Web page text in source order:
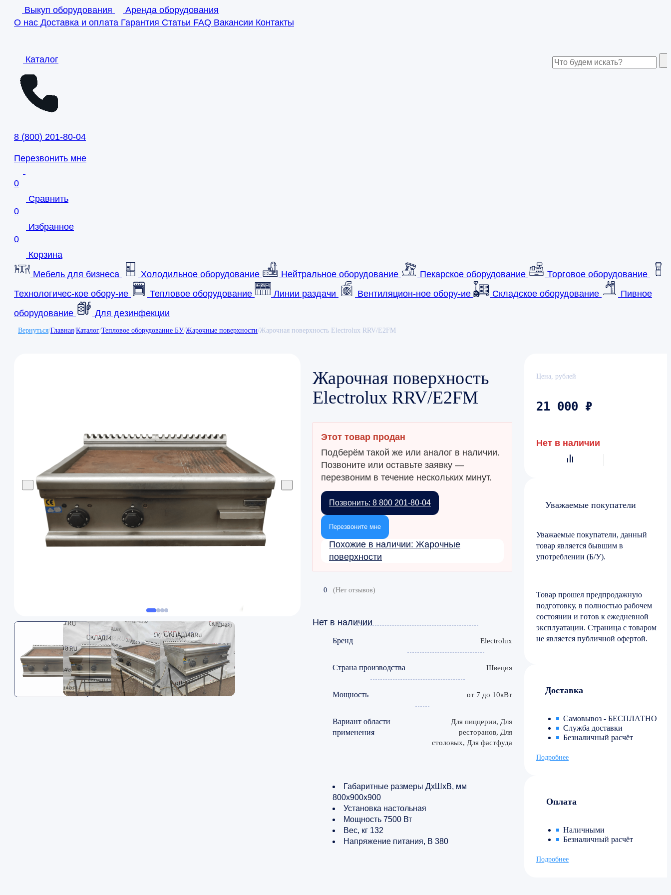
Выкуп оборудования
Аренда оборудования
О нас Доставка и оплата Гарантия Статьи FAQ Вакансии Контакты
Каталог
8 (800) 201-80-04
Перезвонить мне
0
Сравнить
0
Избранное
0
Корзина
Мебель для бизнеса
Холодильное оборудование Нейтральное оборудование Пекарское оборудование
Торговое оборудование
Технологичес-кое обору-ие
Тепловое оборудование Линии раздачи Вентиляцион-ное обору-ие Складское оборудование
Пивное
оборудование
Для дезинфекции
Вернуться/Главная/Каталог/Тепловое оборудование БУ/Жарочные поверхности/Жарочная поверхность Electrolux RRV/E2FM
Жарочная поверхность
Electrolux RRV/E2FM
Этот товар продан
Подберём такой же или аналог в наличии.
Позвоните или оставьте заявку —
перезвоним в течение нескольких минут.
Позвонить: 8 800 201-80-04
Перезвоните мне
Похожие в наличии: Жарочные
поверхности
0 (Нет отзывов)
Нет в наличии
Бренд Electrolux
Страна производства Швеция
Мощность от 7 до 10кВт
Вариант области
применения
Для пиццерии, Для
ресторанов, Для
столовых, Для фастфуда
Габаритные размеры ДхШхВ, мм
800х900х900
Установка настольная
Мощность 7500 Вт
Вес, кг 132
Напряжение питания, В 380
Цена, рублей
21 000 ₽
Нет в наличии
Уважаемые покупатели
Уважаемые покупатели, данный
товар является бывшим в
употреблении (Б/У).
Товар прошел предпродажную
подготовку, в полностью рабочем
состоянии и готов к ежедневной
эксплуатации. Страница с товаром
не является публичной офертой.
Доставка
Самовывоз - БЕСПЛАТНО
Служба доставки
Безналичный расчёт
Подробнее
Оплата
Наличными
Безналичный расчёт
Подробнее